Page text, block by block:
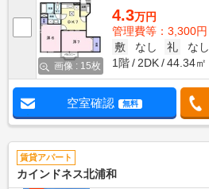
画像 : 15枚
4.3万円
管理費等：3,300円
敷
なし 礼
なし
1階
2DK 44.34㎡
空室確認 無料
賃貸アパート
カインドネス北浦和